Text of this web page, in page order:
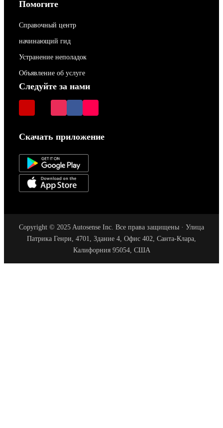
Помогите
Справочный центр
начинающий гид
Устранение неполадок
Объявление об услуге
Следуйте за нами
Скачать приложение
Copyright © 2025 Autosense Inc. Все права защищены · Улица
Патрика Генри, 4701, Здание 4, Офис 402, Санта-Клара,
Калифорния 95054, США